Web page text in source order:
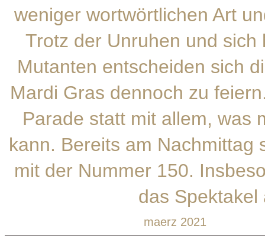
weniger wortwörtlichen Art
Trotz der Unruhen und
Mutanten entscheiden sich
Mardi Gras dennoch zu
Parade statt mit allem, was
kann. Bereits am
mit der Nummer 150.
das
maerz 2021